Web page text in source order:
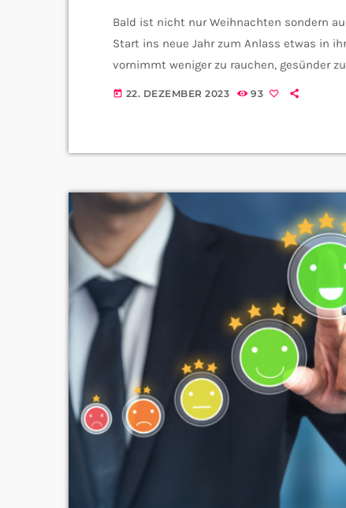
Bald ist nicht nur Weihnachten sondern
Start ins neue Jahr zum Anlass etwas in
vornimmt weniger zu rauchen, gesünder
mal sagen dass sind die häufigsten
today 22. DEZEMBER 2023 93